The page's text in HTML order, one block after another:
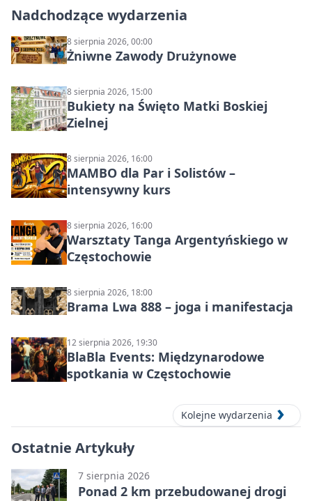
Nadchodzące wydarzenia
8 sierpnia 2026, 00:00
Żniwne Zawody Drużynowe
8 sierpnia 2026, 15:00
Bukiety na Święto Matki Boskiej
Zielnej
8 sierpnia 2026, 16:00
MAMBO dla Par i Solistów –
intensywny kurs
8 sierpnia 2026, 16:00
Warsztaty Tanga Argentyńskiego w
Częstochowie
8 sierpnia 2026, 18:00
Brama Lwa 888 – joga i manifestacja
12 sierpnia 2026, 19:30
BlaBla Events: Międzynarodowe
spotkania w Częstochowie
Kolejne wydarzenia
Ostatnie Artykuły
7 sierpnia 2026
Ponad 2 km przebudowanej drogi